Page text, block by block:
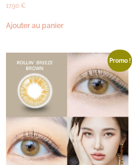
17,90 €
Ajouter au panier
Promo !